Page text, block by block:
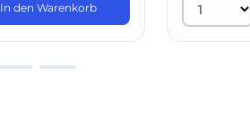
In den Warenkorb